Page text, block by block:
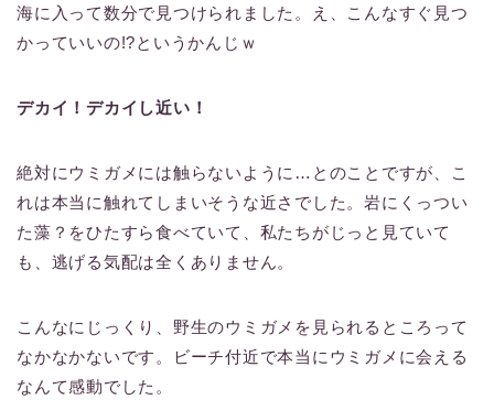
海に入って数分で見つけられました。え、こんなすぐ見つ
かっていいの!?というかんじｗ
デカイ！デカイし近い！
絶対にウミガメには触らないように…とのことですが、こ
れは本当に触れてしまいそうな近さでした。岩にくっつい
た藻？をひたすら食べていて、私たちがじっと見ていて
も、逃げる気配は全くありません。
こんなにじっくり、野生のウミガメを見られるところって
なかなかないです。ビーチ付近で本当にウミガメに会える
なんて感動でした。